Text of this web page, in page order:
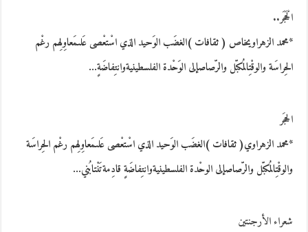
الْحَجَر..
*محمد الزهراويخاص ( ثقافات )الغضَب الوَحيد الذي اسْتعْصى عَلىمَعاوِلِهم رغْم
الحِراسَة والوقْتِالمُكبّل والرّصاصإلى الوَحْدة الفلسطينيةوانتِفاضَةٍ…
الحجَر
*محمد الزهراوي( ثقافات )الغضَب الوَحيد الذي اسْتعْصى عَلىمَعاوِلِهم رغْم الحِراسَة
والوقْتِالمُكبّل والرّصاصإلى الوحْدة الفلسطينيةوانتِفاضَةٍ قادِمةتَنْتابُني…
شعراء الأرجنتين